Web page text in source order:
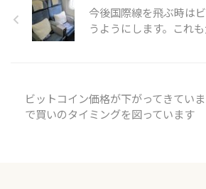
今後国際線を飛ぶ時は
うようにします。これ
ビットコイン価格が下がってきてい
で買いのタイミングを図っています